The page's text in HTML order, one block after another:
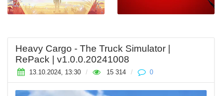
Heavy Cargo - The Truck Simulator |
RePack | v1.0.0.20241008
13.10.2024, 13:30 / 15 314 / 0